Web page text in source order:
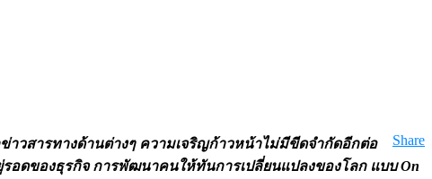
Share
วสารทางด้านต่างๆ ความเจริญก้าวหน้าไม่มีขีดจำกัดอีกต่อ
อดของธุรกิจ การพัฒนาคนให้ทันการเปลี่ยนแปลงของโลก แบบ On